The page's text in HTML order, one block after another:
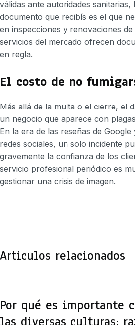
válidas ante autoridades sanitarias,
documento que recibís es el que
en inspecciones y renovaciones
servicios del mercado ofrecen
en regla.
El costo de no
Más allá de la multa o el cierre, el
un negocio que aparece con
En la era de las reseñas de
redes sociales, un solo incidente
gravemente la confianza de los
servicio profesional periódico es
gestionar una crisis de imagen.
Articulos relacionados
Por qué es importante